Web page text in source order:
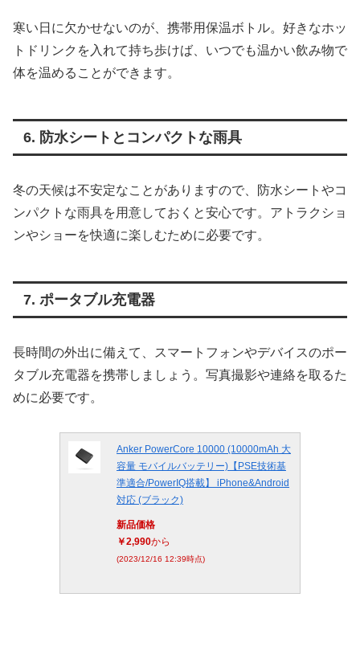
寒い日に欠かせないのが、携帯用保温ボトル。好きなホッ
トドリンクを入れて持ち歩けば、いつでも温かい飲み物で
体を温めることができます。
6. 防水シートとコンパクトな雨具
冬の天候は不安定なことがありますので、防水シートやコ
ンパクトな雨具を用意しておくと安心です。アトラクショ
ンやショーを快適に楽しむために必要です。
7. ポータブル充電器
長時間の外出に備えて、スマートフォンやデバイスのポー
タブル充電器を携帯しましょう。写真撮影や連絡を取るた
めに必要です。
Anker PowerCore 10000 (10000mAh 大
容量 モバイルバッテリー)【PSE技術基
準適合/PowerIQ搭載】 iPhone&Android
対応 (ブラック)
新品価格
￥2,990から
(2023/12/16 12:39時点)